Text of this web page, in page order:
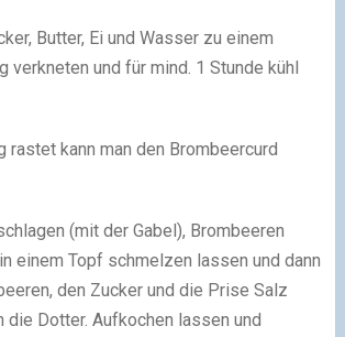
Butter, Ei und Wasser zu einem
verkneten und für mind. 1 Stunde kühl
rastet kann man den Brombeercurd
(mit der Gabel), Brombeeren
einem Topf schmelzen lassen und dann
den Zucker und die Prise Salz
die Dotter. Aufkochen lassen und